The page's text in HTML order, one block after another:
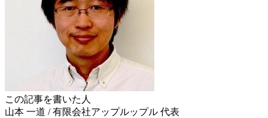
この記事を書いた人
山本 一道 / 有限会社アップルップル 代表